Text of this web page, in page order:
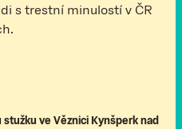
s trestní minulostí v ČR
ve Věznici Kynšperk nad